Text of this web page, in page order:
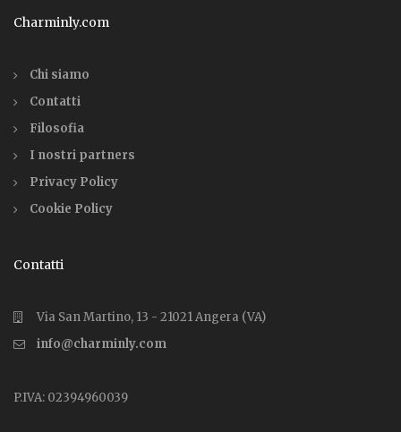
Charminly.com
Chi siamo
Contatti
Filosofia
I nostri partners
Privacy Policy
Cookie Policy
Contatti
Via San Martino, 13 - 21021 Angera (VA)
info@charminly.com
P.IVA: 02394960039